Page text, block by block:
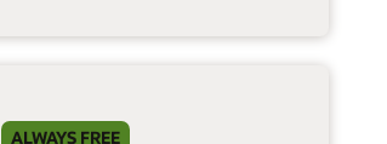
ALWAYS FREE